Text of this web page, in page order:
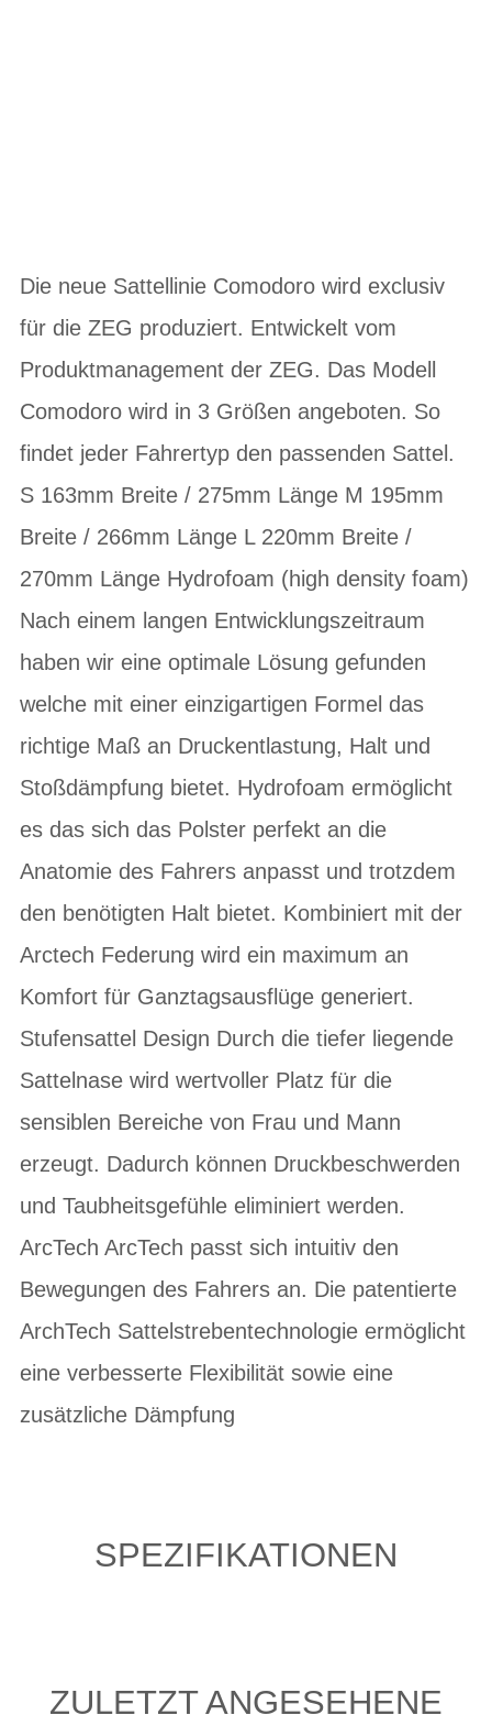
Die neue Sattellinie Comodoro wird exclusiv
für die ZEG produziert. Entwickelt vom
Produktmanagement der ZEG. Das Modell
Comodoro wird in 3 Größen angeboten. So
findet jeder Fahrertyp den passenden Sattel.
S 163mm Breite / 275mm Länge M 195mm
Breite / 266mm Länge L 220mm Breite /
270mm Länge Hydrofoam (high density foam)
Nach einem langen Entwicklungszeitraum
haben wir eine optimale Lösung gefunden
welche mit einer einzigartigen Formel das
richtige Maß an Druckentlastung, Halt und
Stoßdämpfung bietet. Hydrofoam ermöglicht
es das sich das Polster perfekt an die
Anatomie des Fahrers anpasst und trotzdem
den benötigten Halt bietet. Kombiniert mit der
Arctech Federung wird ein maximum an
Komfort für Ganztagsausflüge generiert.
Stufensattel Design Durch die tiefer liegende
Sattelnase wird wertvoller Platz für die
sensiblen Bereiche von Frau und Mann
erzeugt. Dadurch können Druckbeschwerden
und Taubheitsgefühle eliminiert werden.
ArcTech ArcTech passt sich intuitiv den
Bewegungen des Fahrers an. Die patentierte
ArchTech Sattelstrebentechnologie ermöglicht
eine verbesserte Flexibilität sowie eine
zusätzliche Dämpfung
SPEZIFIKATIONEN
ZULETZT ANGESEHENE